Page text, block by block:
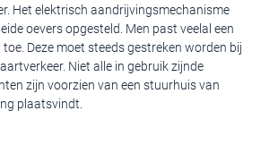
Het elektrisch aandrijvingsmechanisme
oevers opgesteld. Men past veelal een
Deze moet steeds gestreken worden bij
Niet alle in gebruik zijnde
zijn voorzien van een stuurhuis van
plaatsvindt.